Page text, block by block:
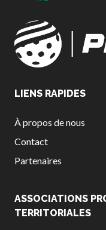
LIENS RAPIDES
À propos de nous
Contact
Partenaires
ASSOCIATIONS
TERRITORIALES